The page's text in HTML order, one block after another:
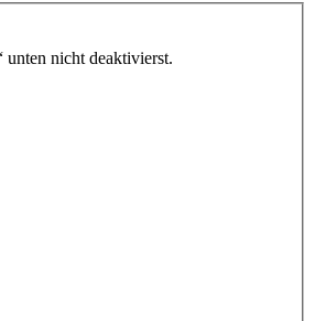
unten nicht deaktivierst.